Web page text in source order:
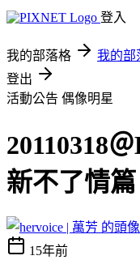
登入
我的部落格 我的部
登出
活動公告 偶像明星
20110318
新不了情篇
15年前